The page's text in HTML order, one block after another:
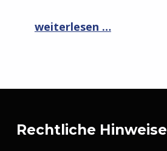
“Elemental War Clash 1.1.2”
weiterlesen …
Rechtliche Hinweise